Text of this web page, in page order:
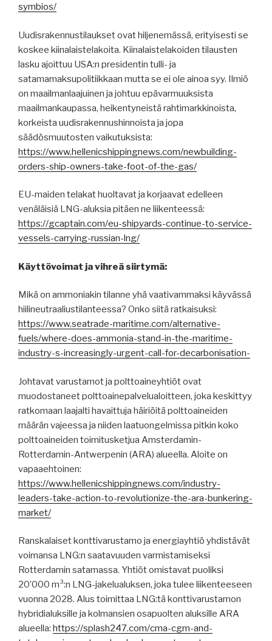
symbios/
Uudisrakennustilaukset ovat hiljenemässä, erityisesti se
koskee kiinalaistelakoita. Kiinalaistelakoiden tilausten
lasku ajoittuu USA:n presidentin tulli- ja
satamamaksupolitiikkaan mutta se ei ole ainoa syy. Ilmiö
on maailmanlaajuinen ja johtuu epävarmuuksista
maailmankaupassa, heikentyneistä rahtimarkkinoista,
korkeista uudisrakennushinnoista ja jopa
säädösmuutosten vaikutuksista:
https://www.hellenicshippingnews.com/newbuilding-
orders-ship-owners-take-foot-of-the-gas/
EU-maiden telakat huoltavat ja korjaavat edelleen
venäläisiä LNG-aluksia pitäen ne liikenteessä:
https://gcaptain.com/eu-shipyards-continue-to-service-
vessels-carrying-russian-lng/
Käyttövoimat ja vihreä siirtymä:
Mikä on ammoniakin tilanne yhä vaativammaksi käyvässä
hiilineutraaliustilanteessa? Onko siitä ratkaisuksi:
https://www.seatrade-maritime.com/alternative-
fuels/where-does-ammonia-stand-in-the-maritime-
industry-s-increasingly-urgent-call-for-decarbonisation-
Johtavat varustamot ja polttoaineyhtiöt ovat
muodostaneet polttoainepalvelualoitteen, joka keskittyy
ratkomaan laajalti havaittuja häiriöitä polttoaineiden
määrän vajeessa ja niiden laatuongelmissa pitkin koko
polttoaineiden toimitusketjua Amsterdamin-
Rotterdamin-Antwerpenin (ARA) alueella. Aloite on
vapaaehtoinen:
https://www.hellenicshippingnews.com/industry-
leaders-take-action-to-revolutionize-the-ara-bunkering-
market/
Ranskalaiset konttivarustamo ja energiayhtiö yhdistävät
voimansa LNG:n saatavuuden varmistamiseksi
Rotterdamin satamassa. Yhtiöt omistavat puoliksi
20’000 m³:n LNG-jakelualuksen, joka tulee liikenteeseen
vuonna 2028. Alus toimittaa LNG:tä konttivarustamon
hybridialuksille ja kolmansien osapuolten aluksille ARA
alueella: https://splash247.com/cma-cgm-and-